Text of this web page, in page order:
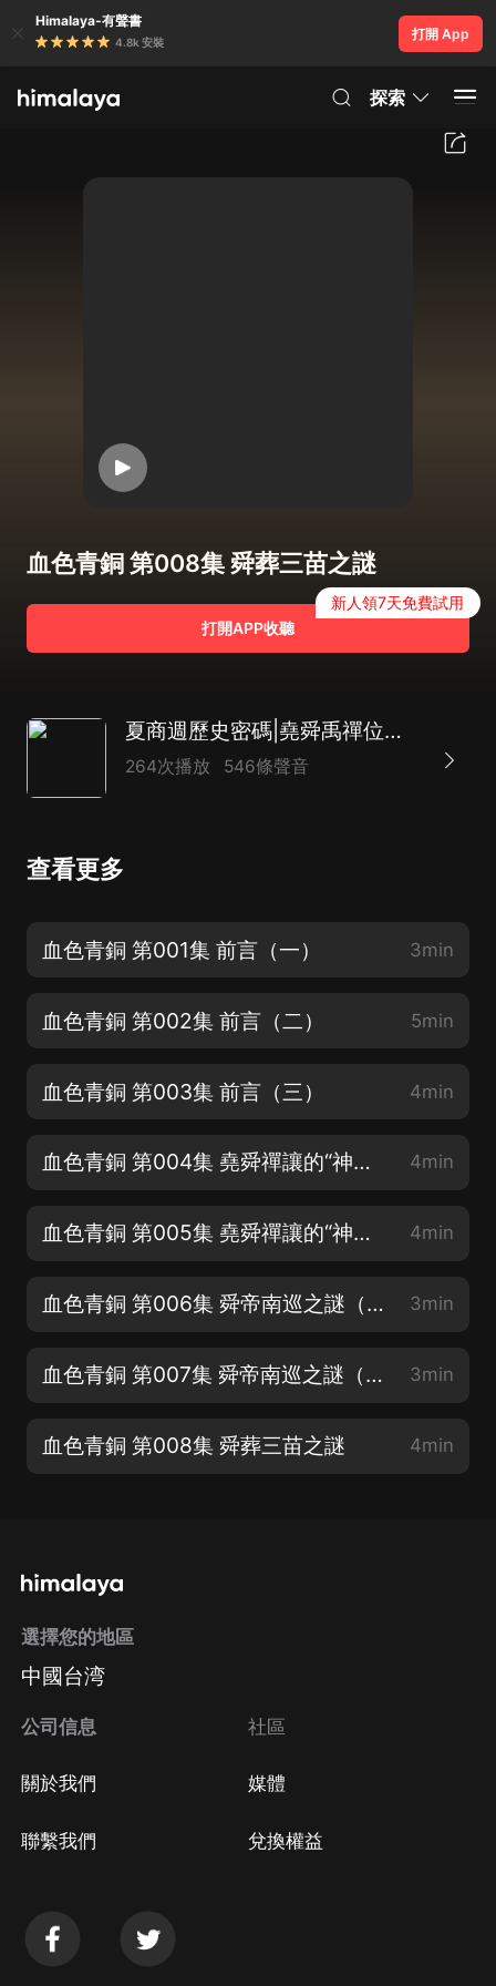
Himalaya-有聲書
4.8k 安裝
打開 App
探索
血色青銅 第008集 舜葬三苗之謎
打開APP收聽
新人領7天免費試用
夏商週歷史密碼|堯舜禹禪位真相揭秘|血腥甲骨文權利
264次播放 546條聲音
查看更多
血色青銅 第001集 前言（一） 3min
血色青銅 第002集 前言（二） 5min
血色青銅 第003集 前言（三） 4min
血色青銅 第004集 堯舜禪讓的“神話”（一） 4min
血色青銅 第005集 堯舜禪讓的“神話”（二） 4min
血色青銅 第006集 舜帝南巡之謎（一） 3min
血色青銅 第007集 舜帝南巡之謎（二） 3min
血色青銅 第008集 舜葬三苗之謎 4min
選擇您的地區
中國台湾
公司信息
關於我們
聯繫我們
社區
媒體
兌換權益